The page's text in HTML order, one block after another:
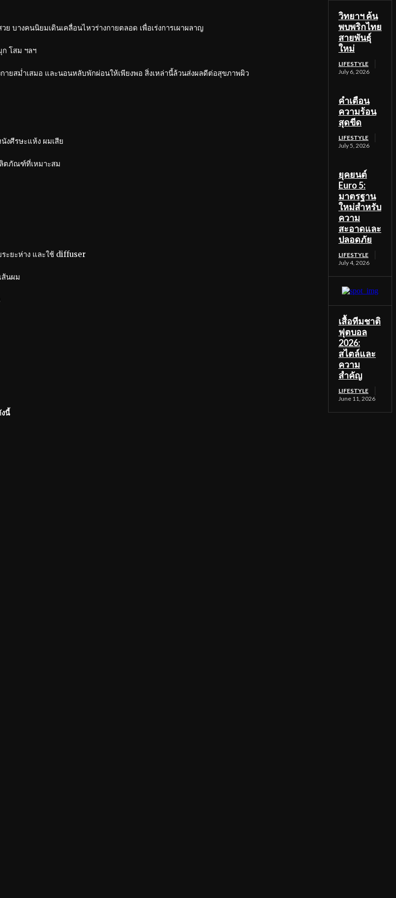
บางคนนิยมเดินเคลื่อนไหวร่างกายตลอด เพื่อเร่งการเผาผลาญ
โสม ฯลฯ
สม่ำเสมอ และนอนหลับพักผ่อนให้เพียงพอ สิ่งเหล่านี้ล้วนส่งผลดีต่อสุขภาพผิว
งศีรษะแห้ง ผมเสีย
ตภัณฑ์ที่เหมาะสม
ระยะห่าง และใช้ diffuser
ส้นผม
นี้
วิทยาฯ ค้น
พบพริกไทย
สายพันธุ์
ใหม่
LIFESTYLE
July 6, 2026
คำเตือน
ความร้อน
สุดขีด
LIFESTYLE
July 5, 2026
ยุคยนต์
Euro 5:
มาตรฐาน
ใหม่สำหรับ
ความ
สะอาดและ
ปลอดภัย
LIFESTYLE
July 4, 2026
เสื้อทีมชาติ
ฟุตบอล
2026:
สไตล์และ
ความ
สำคัญ
LIFESTYLE
June 11, 2026